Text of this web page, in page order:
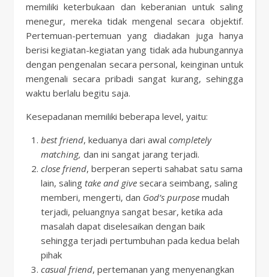
memiliki keterbukaan dan keberanian untuk saling
menegur, mereka tidak mengenal secara objektif.
Pertemuan-pertemuan yang diadakan juga hanya
berisi kegiatan-kegiatan yang tidak ada hubungannya
dengan pengenalan secara personal, keinginan untuk
mengenali secara pribadi sangat kurang, sehingga
waktu berlalu begitu saja.
Kesepadanan memiliki beberapa level, yaitu:
best friend, keduanya dari awal completely
matching, dan ini sangat jarang terjadi.
close friend, berperan seperti sahabat satu sama
lain, saling take and give secara seimbang, saling
memberi, mengerti, dan God’s purpose mudah
terjadi, peluangnya sangat besar, ketika ada
masalah dapat diselesaikan dengan baik
sehingga terjadi pertumbuhan pada kedua belah
pihak
casual friend, pertemanan yang menyenangkan